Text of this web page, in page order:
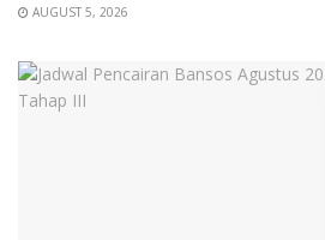
AUGUST 5, 2026